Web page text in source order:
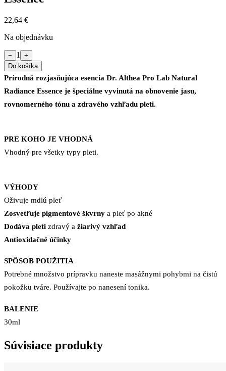
22,64 €
Na objednávku
− 1
+
Do košíka
Prírodná rozjasňujúca esencia Dr. Althea Pro Lab Natural
Radiance Essence je špeciálne vyvinutá na obnovenie jasu,
rovnomerného tónu a zdravého vzhľadu pleti.
PRE KOHO JE VHODNÁ
Vhodný pre všetky typy pleti.
VÝHODY
Oživuje mdlú pleť
Zosvetľuje pigmentové škvrny a pleť po akné
Dodáva pleti zdravý a žiarivý vzhľad
Antioxidačné účinky
SPÔSOB POUŽITIA
Potrebné množstvo prípravku naneste masážnymi pohybmi na čistú
pokožku tváre. Používajte po nanesení tonika.
BALENIE
30ml
Súvisiace produkty